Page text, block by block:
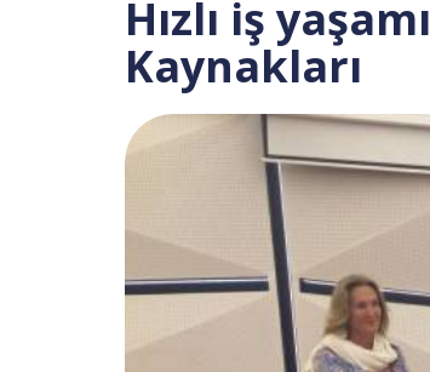
Hızlı iş
Kaynakları